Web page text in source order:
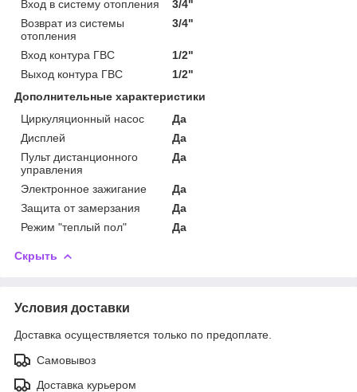
Вход в систему отопления
3/4"
Возврат из системы
отопления
3/4"
Вход контура ГВС
1/2"
Выход контура ГВС
1/2"
Дополнительные характеристики
Циркуляционный насос
Да
Дисплей
Да
Пульт дистанционного
управления
Да
Электронное зажигание
Да
Защита от замерзания
Да
Режим "теплый пол"
Да
Скрыть
Условия доставки
Доставка осуществляется только по предоплате.
Самовывоз
Доставка курьером